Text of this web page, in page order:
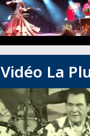
Vidéo La